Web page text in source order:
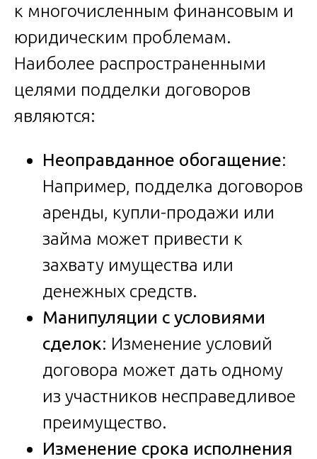
к многочисленным финансовым и
юридическим проблемам.
Наиболее распространенными
целями подделки договоров
являются:
Неоправданное обогащение:
Например, подделка договоров
аренды, купли-продажи или
займа может привести к
захвату имущества или
денежных средств.
Манипуляции с условиями
сделок: Изменение условий
договора может дать одному
из участников несправедливое
преимущество.
Изменение срока исполнения